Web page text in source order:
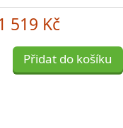
519 Kč
Přidat do košíku